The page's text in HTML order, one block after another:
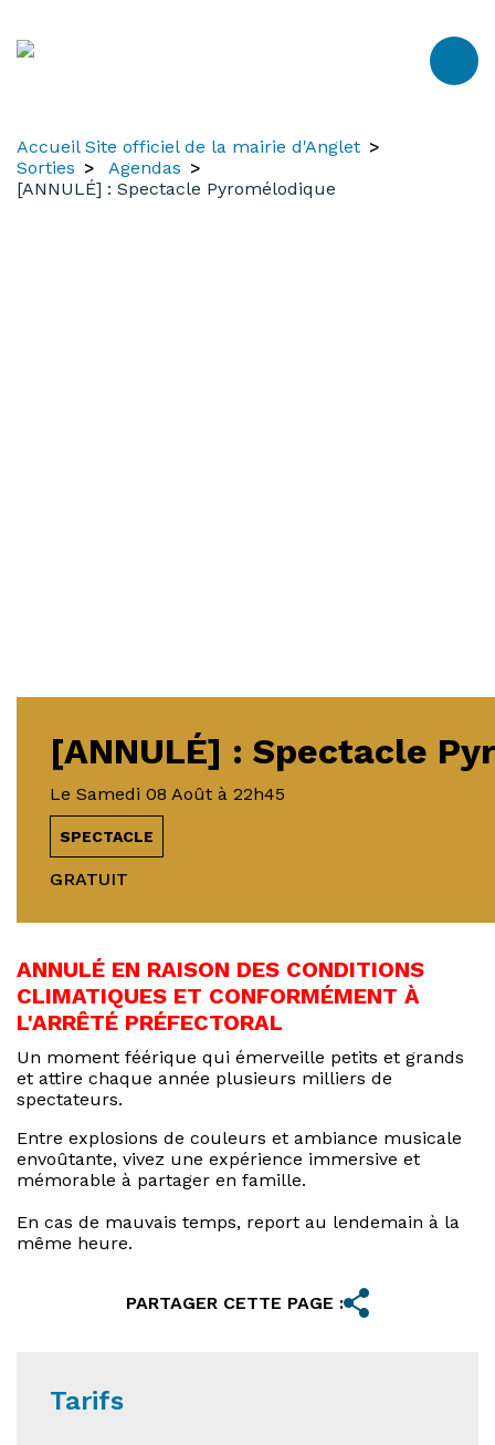
Accueil Site officiel de la mairie d'Anglet
Sorties
Agendas
[ANNULÉ] : Spectacle Pyromélodique
[ANNULÉ] : Spectacle
Le Samedi 08 Août à 22h45
SPECTACLE
GRATUIT
ANNULÉ EN RAISON DES CONDITIONS
CLIMATIQUES ET CONFORMÉMENT À
L'ARRÊTÉ PRÉFECTORAL
Un moment féérique qui émerveille petits et grands
et attire chaque année plusieurs milliers de
spectateurs.
Entre explosions de couleurs et ambiance musicale
envoûtante, vivez une expérience immersive et
mémorable à partager en famille.
En cas de mauvais temps, report au lendemain à la
même heure.
PARTAGER CETTE PAGE :
Tarifs